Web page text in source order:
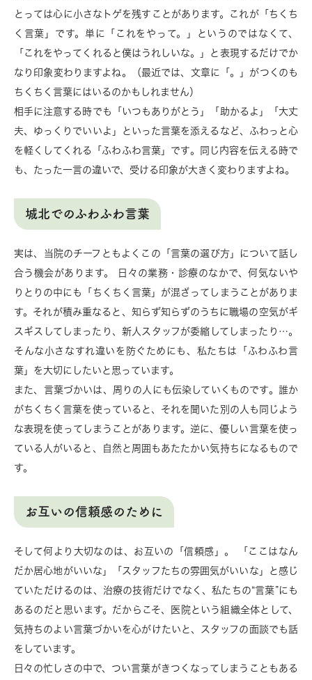
とっては心に小さなトゲを残すことがあります。これが「ちくち
く言葉」です。単に「これをやって。」というのではなくて、
「これをやってくれると僕はうれしいな。」と表現するだけでか
なり印象変わりますよね。（最近では、文章に「。」がつくのも
ちくちく言葉にはいるのかもしれません）
相手に注意する時でも「いつもありがとう」「助かるよ」「大丈
夫、ゆっくりでいいよ」といった言葉を添えるなど、ふわっと心
を軽くしてくれる「ふわふわ言葉」です。同じ内容を伝える時で
も、たった一言の違いで、受ける印象が大きく変わりますよね。
城北でのふわふわ言葉
実は、当院のチーフともよくこの「言葉の選び方」について話し
合う機会があります。 日々の業務・診療のなかで、何気ないや
りとりの中にも「ちくちく言葉」が混ざってしまうことがありま
す。それが積み重なると、知らず知らずのうちに職場の空気がギ
スギスしてしまったり、新人スタッフが委縮してしまったり…。
そんな小さなすれ違いを防ぐためにも、私たちは「ふわふわ言
葉」を大切にしたいと思っています。
また、言葉づかいは、周りの人にも伝染していくものです。誰か
がちくちく言葉を使っていると、それを聞いた別の人も同じよう
な表現を使ってしまうことがあります。逆に、優しい言葉を使っ
ている人がいると、自然と周囲もあたたかい気持ちになるもので
す。
お互いの信頼感のために
そして何より大切なのは、お互いの「信頼感」。 「ここはなん
だか居心地がいいな」「スタッフたちの雰囲気がいいな」と感じ
ていただけるのは、治療の技術だけでなく、私たちの“言葉”にも
あるのだと思います。だからこそ、医院という組織全体として、
気持ちのよい言葉づかいを心がけたいと、スタッフの面談でも話
をしています。
日々の忙しさの中で、つい言葉がきつくなってしまうこともある